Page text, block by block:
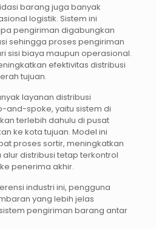
barang juga banyak
logistik. Sistem ini
pengiriman digabungkan
sehingga proses pengiriman
sisi biaya maupun operasional.
efektivitas distribusi
tujuan.
layanan distribusi
and-spoke, yaitu sistem di
terlebih dahulu di pusat
ke kota tujuan. Model ini
proses sortir, meningkatkan
distribusi tetap terkontrol
penerima akhir.
industri ini, pengguna
yang lebih jelas
pengiriman barang antar